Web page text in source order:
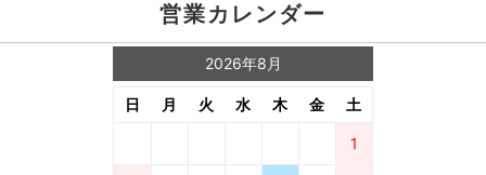
営業カレンダー
2026年8月
日 月 火 水 木 金 土
1